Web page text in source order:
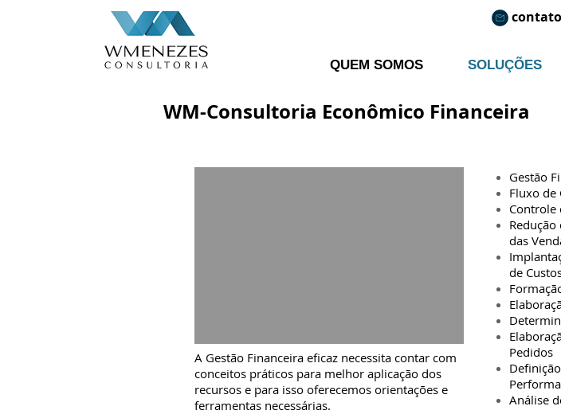
QUEM SOMOS SOLUÇÕES
WM-Consultoria Econômico Financeira
A Gestão Financeira eficaz necessita contar com
conceitos práticos para melhor aplicação dos
recursos e para isso oferecemos orientações e
ferramentas necessárias.
Gestão
Fluxo de
Controle
das
de
Pedidos
Análise